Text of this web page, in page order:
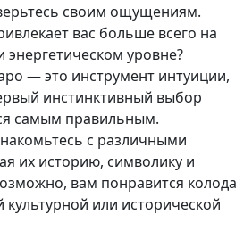
своим ощущениям.
вас больше всего на
энергетическом уровне?
— это инструмент интуиции,
инстинктивный выбор
самым правильным.
с различными
их историю, символику и
вам понравится колода
культурной или исторической